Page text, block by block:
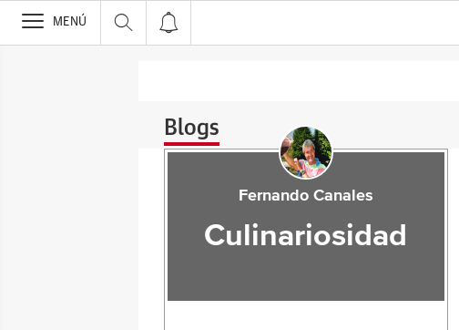
>
MENÚ
Blogs
Fernando Canales
Culinariosidad